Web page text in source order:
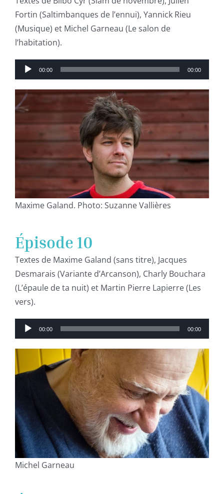
Fortin (Saltimbanques de l’ennui), Yannick Rieu
(Musique) et Michel Garneau (Le salon de
l’habitation).
Lecteur
audio
00:00 00:00
Maxime Galand. Photo: Suzanne Vallières
Épisode 10
Textes de Maxime Galand (sans titre), Jacques
Desmarais (Variante d’Arcanson), Charly Bouchara
(L’épaule de ta nuit) et Martin Pierre Lapierre (Les
vers).
Lecteur
audio
00:00 00:00
Michel Garneau